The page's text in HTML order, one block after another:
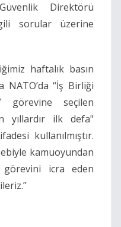
Direktörü
sorular üzerine
haftalık basın
NATO’da “İş Birliği
görevine seçilen
yıllardır ilk defa"
kullanılmıştır.
kamuoyundan
icra eden